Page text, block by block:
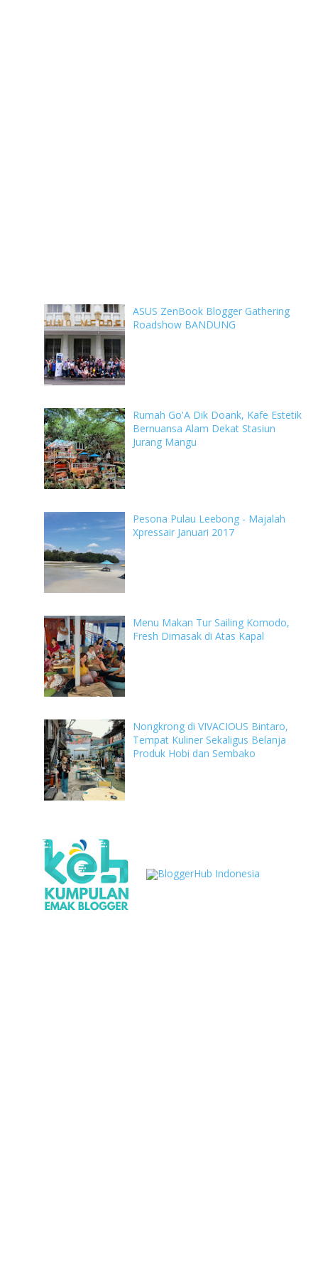
ASUS ZenBook Blogger Gathering
Roadshow BANDUNG
Rumah Go'A Dik Doank, Kafe Estetik
Bernuansa Alam Dekat Stasiun
Jurang Mangu
Pesona Pulau Leebong - Majalah
Xpressair Januari 2017
Menu Makan Tur Sailing Komodo,
Fresh Dimasak di Atas Kapal
Nongkrong di VIVACIOUS Bintaro,
Tempat Kuliner Sekaligus Belanja
Produk Hobi dan Sembako